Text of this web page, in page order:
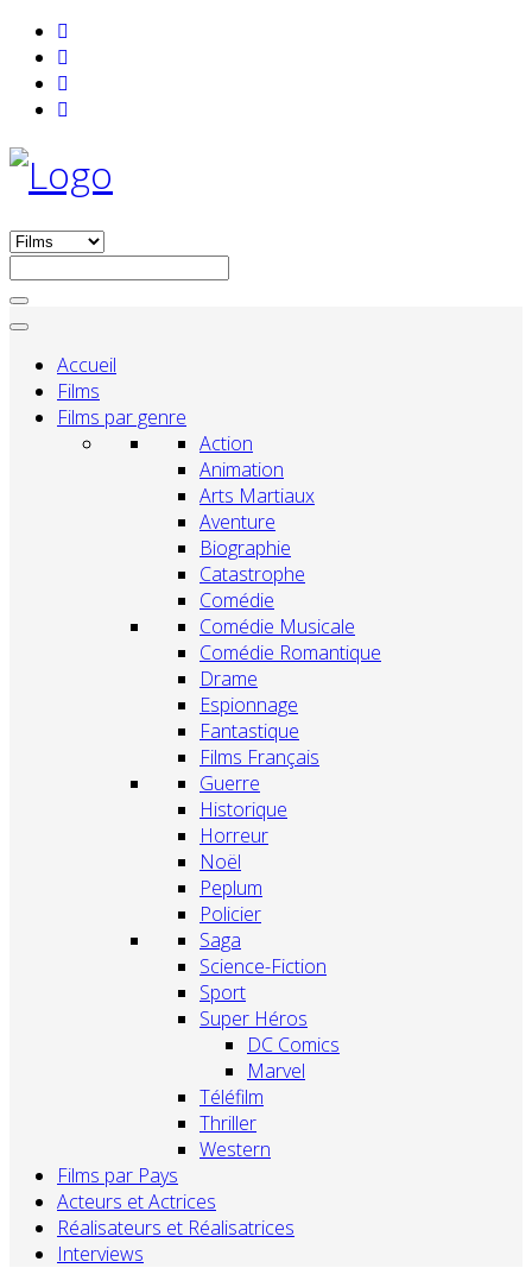
Accueil
Films
Films par genre
Action
Animation
Arts Martiaux
Aventure
Biographie
Catastrophe
Comédie
Comédie Musicale
Comédie Romantique
Drame
Espionnage
Fantastique
Films Français
Guerre
Historique
Horreur
Noël
Peplum
Policier
Saga
Science-Fiction
Sport
Super Héros
DC Comics
Marvel
Téléfilm
Thriller
Western
Films par Pays
Acteurs et Actrices
Réalisateurs et Réalisatrices
Interviews